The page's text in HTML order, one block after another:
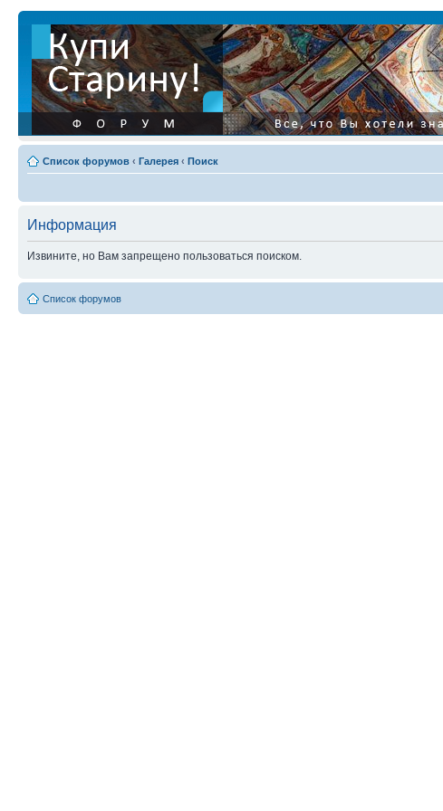
Список форумов ‹ Галерея ‹ Поиск
Информация
Извините, но Вам запрещено пользоваться поиском.
Список форумов